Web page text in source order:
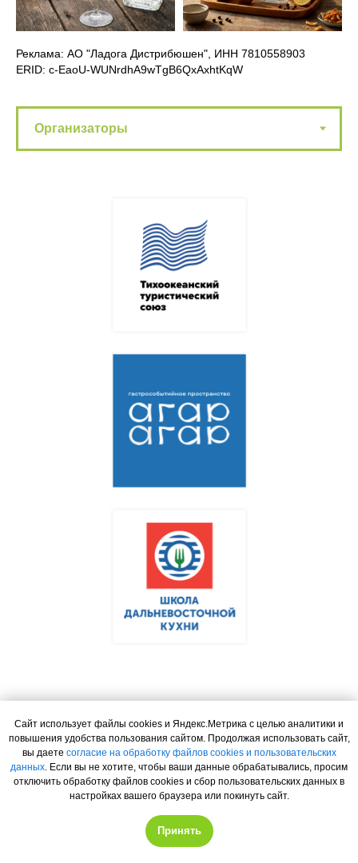
Реклама: АО "Ладога Дистрибюшен", ИНН 7810558903
ERID: c-EaoU-WUNrdhA9wTgB6QxAxhtKqW
Сайт использует файлы cookies и Яндекс.Метрика с целью аналитики и
повышения удобства пользования сайтом. Продолжая использовать сайт,
вы даете согласие на обработку файлов cookies и пользовательских
данных. Если вы не хотите, чтобы ваши данные обрабатывались, просим
отключить обработку файлов cookies и сбор пользовательских данных в
настройках вашего браузера или покинуть сайт.
Принять